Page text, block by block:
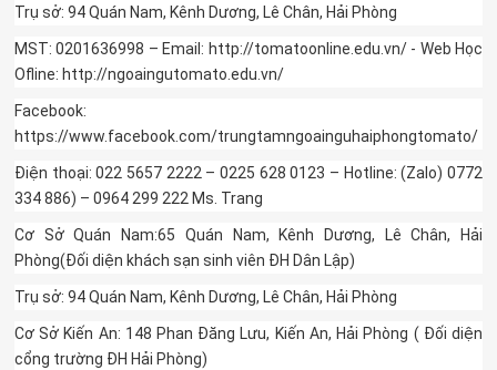
Trụ sở: 94 Quán Nam, Kênh Dương, Lê Chân, Hải Phòng
MST: 0201636998 – Email: http://tomatoonline.edu.vn/ - Web Học
Ofline: http://ngoaingutomato.edu.vn/
Facebook:
https://www.facebook.com/trungtamngoainguhaiphongtomato/
Điện thoại: 022 5657 2222 – 0225 628 0123 – Hotline: (Zalo) 0772
334 886) – 0964 299 222 Ms. Trang
Cơ Sở Quán Nam:65 Quán Nam, Kênh Dương, Lê Chân, Hải
Phòng(Đối diện khách sạn sinh viên ĐH Dân Lập)
Trụ sở: 94 Quán Nam, Kênh Dương, Lê Chân, Hải Phòng
Cơ Sở Kiến An: 148 Phan Đăng Lưu, Kiến An, Hải Phòng ( Đối diện
cổng trường ĐH Hải Phòng)